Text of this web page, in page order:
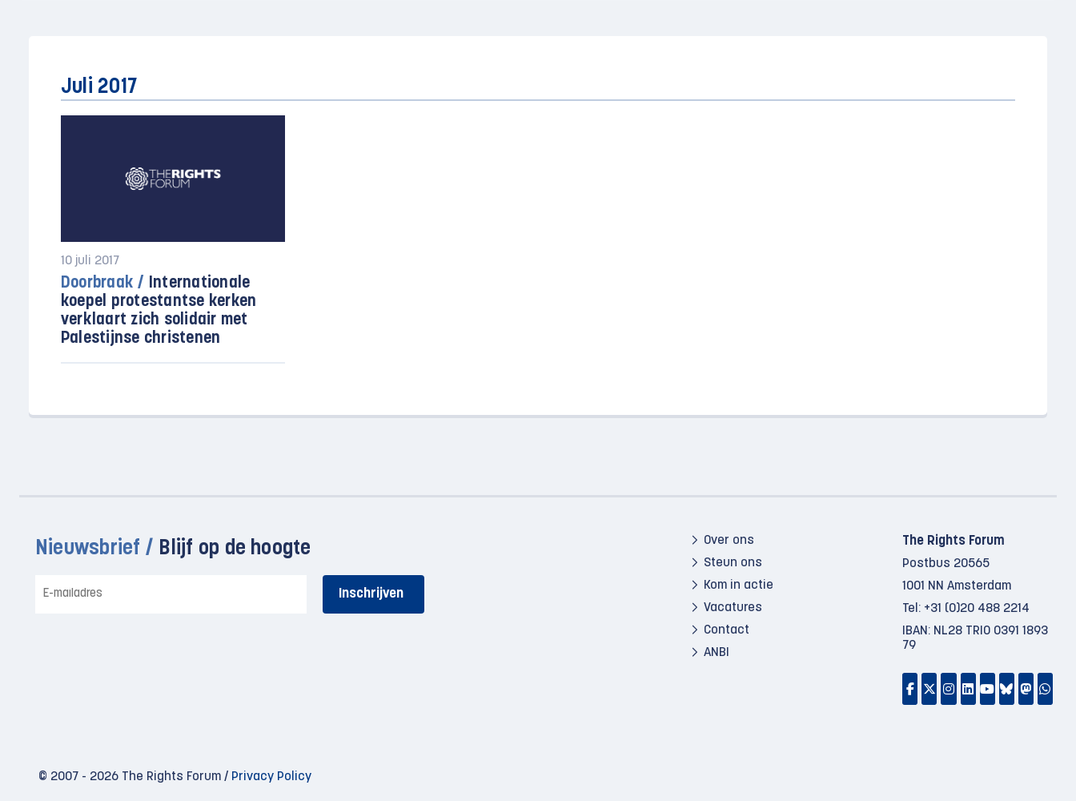
Juli 2017
10 juli 2017
Doorbraak / Internationale
koepel protestantse kerken
verklaart zich solidair met
Palestijnse christenen
Nieuwsbrief / Blijf op de hoogte
mailadres
Over ons
Steun ons
Kom in actie
Vacatures
Contact
ANBI
The Rights Forum
Postbus 20565
1001 NN Amsterdam
Tel: +31 (0)20 488 2214
IBAN: NL28 TRIO 0391 1893
79
© 2007 - 2026 The Rights Forum / Privacy Policy